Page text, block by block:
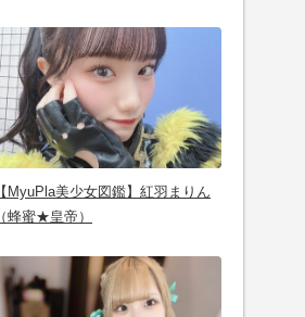
【MyuPla美少女図鑑】紅羽まりん
（蜂蜜★皇帝）